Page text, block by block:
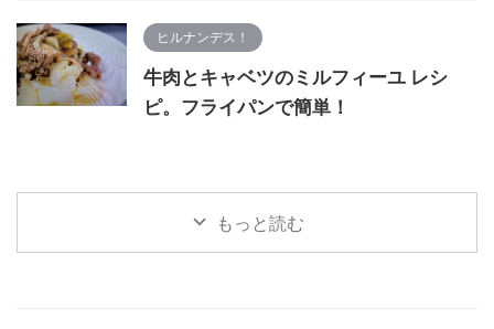
ヒルナンデス！
牛肉とキャベツのミルフィーユ レシ
ピ。フライパンで簡単！
もっと読む